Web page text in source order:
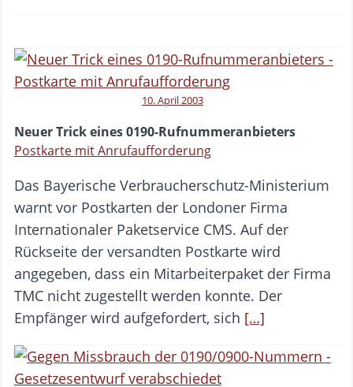
10. April 2003
Neuer Trick eines 0190-Rufnummeranbieters
Postkarte mit Anrufaufforderung
Das Bayerische Verbraucherschutz-Ministerium
warnt vor Postkarten der Londoner Firma
Internationaler Paketservice CMS. Auf der
Rückseite der versandten Postkarte wird
angegeben, dass ein Mitarbeiterpaket der Firma
TMC nicht zugestellt werden konnte. Der
Empfänger wird aufgefordert, sich […]